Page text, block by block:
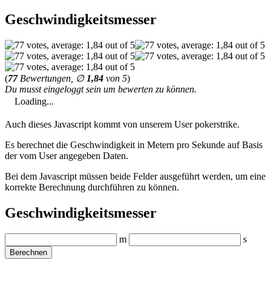
Geschwindigkeitsmesser
(77Bewertungen, ∅ 1,84 von 5)
Du musst eingeloggt sein um bewerten zu können.
Loading...
Auch dieses Javascript kommt von unserem User pokerstrike.
Es berechnet die Geschwindigkeit in Metern pro Sekunde auf Basis
der vom User angegeben Daten.
Bei dem Javascript müssen beide Felder ausgeführt werden, um eine
korrekte Berechnung durchführen zu können.
Geschwindigkeitsmesser
m s